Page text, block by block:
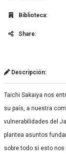
Biblioteca:
Share:
Descripción:
Taichi Sakaiya nos
su país, a nuestra
vulnerabilidades del
plantea asuntos
sobre todo si esto nos